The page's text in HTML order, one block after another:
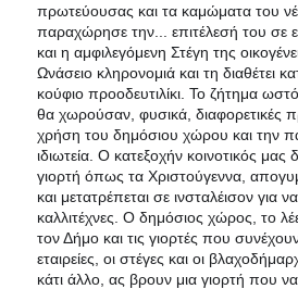
πρωτεύουσας και τα καμώματα του
παραχώρησε την... επιτέλεσή του σε
και η αμφιλεγόμενη Στέγη της
Ωνάσειο κληρονομιά και τη διαθέτει
κούφιο προοδευτιλίκι. Το ζήτημα
θα χωρούσαν, φυσικά, διαφορετικές
χρήση του δημόσιου χώρου και την
ιδιωτεία. Ο κατεξοχήν κοινοτικός
γιορτή όπως τα Χριστούγεννα,
και μετατρέπεται σε ινσταλέισον για
καλλιτέχνες. Ο δημόσιος χώρος, το
τον Δήμο και τις γιορτές που
εταιρείες, οι στέγες και οι
κάτι άλλο, ας βρουν μια γιορτή που να